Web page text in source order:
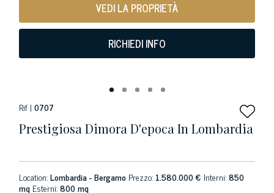
VEDI LA PROPRIETÀ
RICHIEDI INFO
Rif | 0707
Prestigiosa Dimora D'epoca In Lombardia
Location:Lombardia - Bergamo Prezzo: 1.580.000 € Interni:850
mq Esterni:800 mq